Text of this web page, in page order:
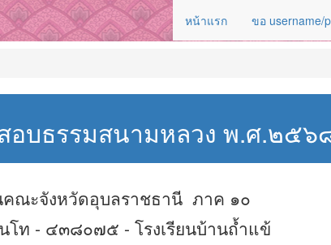
หน้าแรก ขอ username/
อบธรรมสนามหลวง พ.ศ.๒๕๖
คณะจังหวัดอุบลราชธานี ภาค ๑๐
โท - ๔๓๘๐๗๕ - โรงเรียนบ้านถ้ำแข้